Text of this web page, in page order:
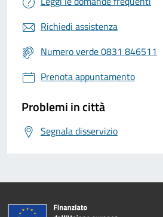
Richiedi assistenza
Numero verde 0831 846511
Prenota appuntamento
Problemi in città
Segnala disservizio